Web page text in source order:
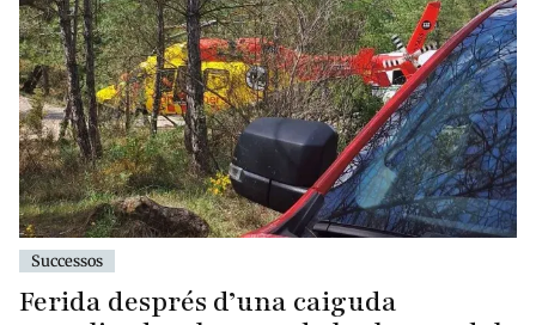
Successos
Ferida després d’una caiguda